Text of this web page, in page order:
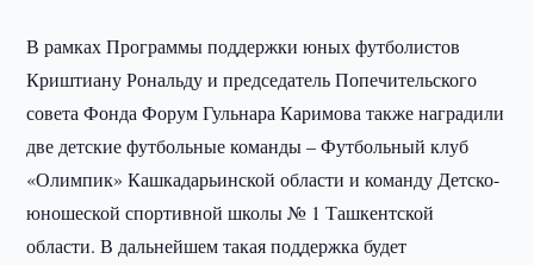
В рамках Программы поддержки юных футболистов
Криштиану Рональду и председатель Попечительского
совета Фонда Форум Гульнара Каримова также наградили
две детские футбольные команды – Футбольный клуб
«Олимпик» Кашкадарьинской области и команду Детско-
юношеской спортивной школы № 1 Ташкентской
области. В дальнейшем такая поддержка будет